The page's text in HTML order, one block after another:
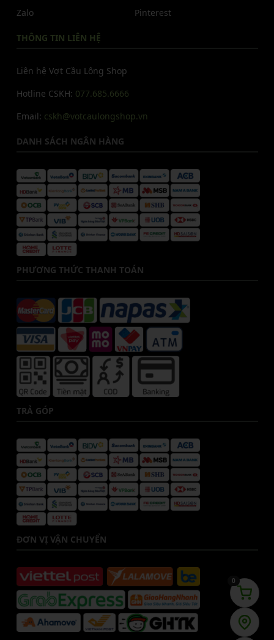
Zalo
Pinterest
THÔNG TIN LIÊN HỆ
Liên hệ Vợt Cầu Lông Shop
Hotline CSKH: 077.685.6666
Email: cskh@votcaulongshop.vn
DANH SÁCH NGÂN HÀNG
PHƯƠNG THỨC THANH TOÁN
TRẢ GÓP
ĐƠN VỊ VẬN CHUYỂN
0